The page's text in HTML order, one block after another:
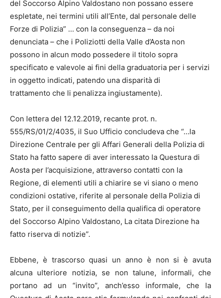
del Soccorso Alpino Valdostano non possano essere
espletate, nei termini utili all’Ente, dal personale delle
Forze di Polizia” … con la conseguenza – da noi
denunciata – che i Poliziotti della Valle d’Aosta non
possono in alcun modo possedere il titolo sopra
specificato e valevole ai fini della graduatoria per i servizi
in oggetto indicati, patendo una disparità di
trattamento che li penalizza ingiustamente).
Con lettera del 12.12.2019, recante prot. n.
555/RS/01/2/4035, il Suo Ufficio concludeva che “…la
Direzione Centrale per gli Affari Generali della Polizia di
Stato ha fatto sapere di aver interessato la Questura di
Aosta per l’acquisizione, attraverso contatti con la
Regione, di elementi utili a chiarire se vi siano o meno
condizioni ostative, riferite al personale della Polizia di
Stato, per il conseguimento della qualifica di operatore
del Soccorso Alpino Valdostano, La citata Direzione ha
fatto riserva di notizie”.
Ebbene, è trascorso quasi un anno è non si è avuta
alcuna ulteriore notizia, se non talune, informali, che
portano ad un “invito”, anch’esso informale, che la